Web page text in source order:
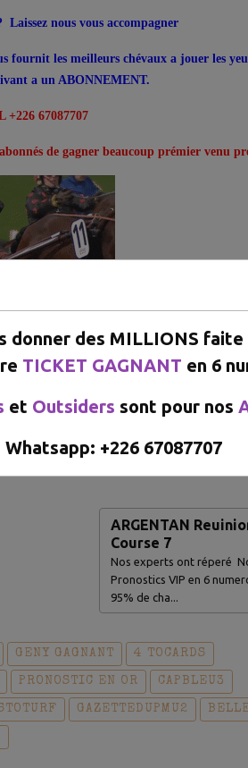
nous vous accompagner
fournit les meilleurs chévaux a jouer les
a un ABONNEMENT.
+226 67087707
de gagner beaucoup prémier venu
Jour CLIQUEZ ICI
ARGENTAN
Course 7
Nos experts ont réperé
Pronostics VIP en 6
95% de cha...
GENY GAGNANT 4 TOCARDS
PRONOSTIC EN OR CAPBLEU3
GAZETTEDUPMU2
donner des MILLIONS
TICKET GAGNANT en 6
et Outsiders sont pour nos
Whatsapp: +226 67087707​​​​​